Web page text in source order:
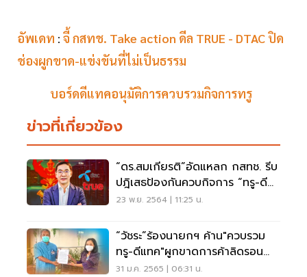
อัพเดท : จี้ กสทช. Take action ดีล TRUE - DTAC ปิด
ช่องผูกขาด-แข่งขันที่ไม่เป็นธรรม
บอร์ดดีแทคอนุมัติการควบรวมกิจการทรู
ข่าวที่เกี่ยวข้อง
“ดร.สมเกียรติ”อัดแหลก กสทช. รีบ
ปฎิเสธป้องกันควบกิจการ “ทรู-ดี
แทค”
23 พ.ย. 2564 | 11:25 น.
“วัชระ”ร้องนายกฯ ค้าน"ควบรวม
ทรู-ดีแทค"ผูกขาดการค้าลิดรอน
สิทธิ์ประชาชน
31 ม.ค. 2565 | 06:31 น.